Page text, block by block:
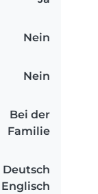
Nein
Nein
Bei der
Familie
Deutsch
Englisch